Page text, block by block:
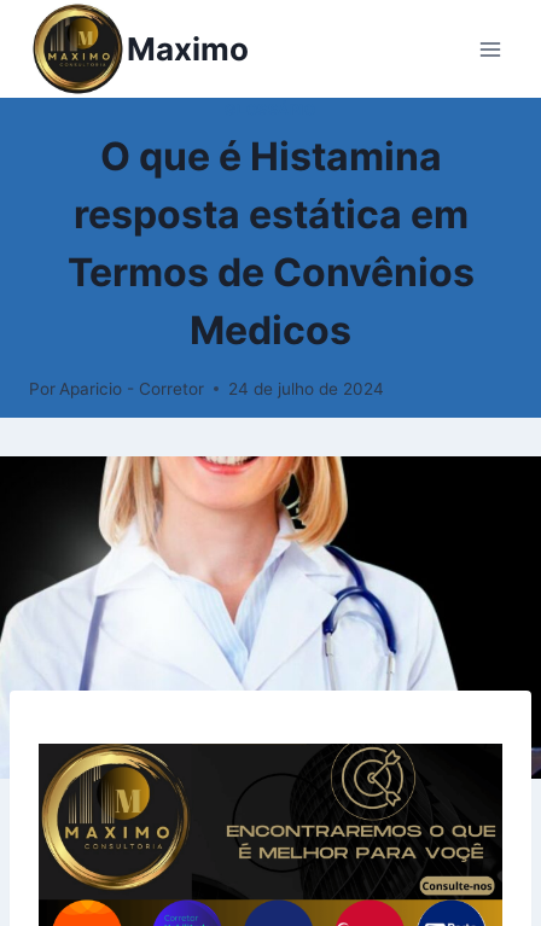
Pular
para
Maximo
O que é Histamina
resposta estática em
Termos de Convênios
Medicos
Por Aparicio - Corretor 24 de julho de 2024